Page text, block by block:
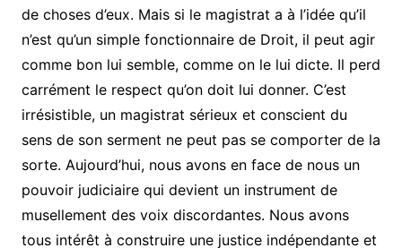
de choses d’eux. Mais si le magistrat a à l’idée qu’il
n’est qu’un simple fonctionnaire de Droit, il peut agir
comme bon lui semble, comme on le lui dicte. Il perd
carrément le respect qu’on doit lui donner. C’est
irrésistible, un magistrat sérieux et conscient du
sens de son serment ne peut pas se comporter de la
sorte. Aujourd’hui, nous avons en face de nous un
pouvoir judiciaire qui devient un instrument de
musellement des voix discordantes. Nous avons
tous intérêt à construire une justice indépendante et